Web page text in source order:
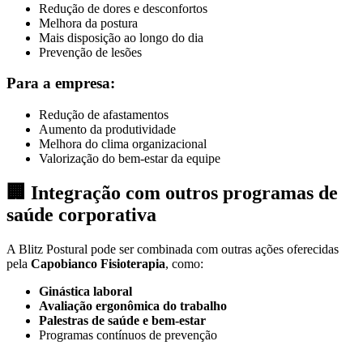
Redução de dores e desconfortos
Melhora da postura
Mais disposição ao longo do dia
Prevenção de lesões
Para a empresa:
Redução de afastamentos
Aumento da produtividade
Melhora do clima organizacional
Valorização do bem-estar da equipe
🏢 Integração com outros programas de
saúde corporativa
A Blitz Postural pode ser combinada com outras ações oferecidas
pela Capobianco Fisioterapia, como:
Ginástica laboral
Avaliação ergonômica do trabalho
Palestras de saúde e bem-estar
Programas contínuos de prevenção